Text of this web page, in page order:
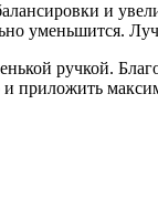
и
уменьшится.
ручкой.